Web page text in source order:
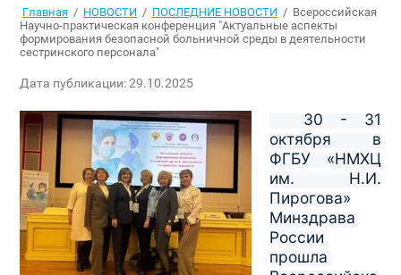
Главная / НОВОСТИ / ПОСЛЕДНИЕ НОВОСТИ / Всероссийская
Научно-практическая конференция "Актуальные аспекты
формирования безопасной больничной среды в деятельности
сестринского персонала"
Дата публикации: 29.10.2025
30 - 31
октября в
ФГБУ «НМХЦ
им. Н.И.
Пирогова»
Минздрава
России
прошла